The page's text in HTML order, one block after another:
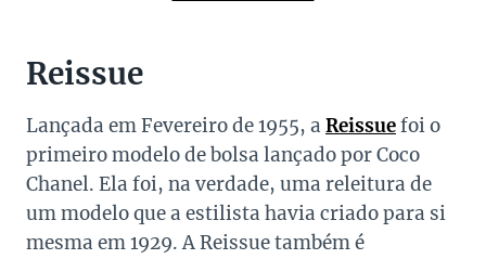
Reissue
Lançada em Fevereiro de 1955, a Reissuefoi o
primeiro modelo de bolsa lançado por Coco
Chanel. Ela foi, na verdade, uma releitura de
um modelo que a estilista havia criado para si
mesma em 1929. A Reissue também é